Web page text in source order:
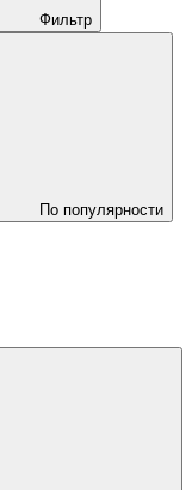
Фильтр
По популярности